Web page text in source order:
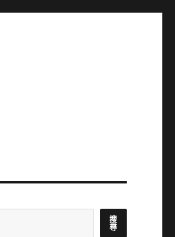
搜
尋